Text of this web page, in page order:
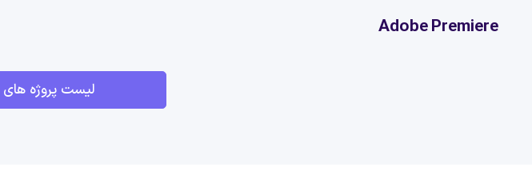
Adobe Premiere
لیست پروژه های Adobe Premiere